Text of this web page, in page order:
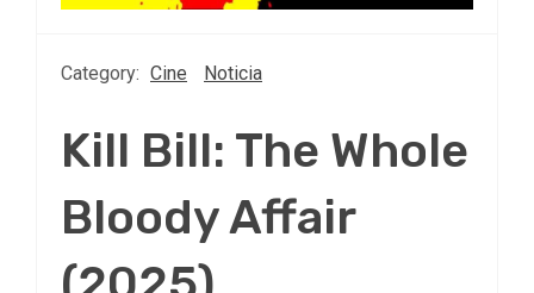
Category: Cine Noticia
Kill Bill: The Whole
Bloody Affair